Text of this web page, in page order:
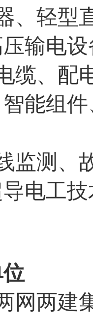
、轻型
输电
缆、配
能组
监测、
电工
网两建